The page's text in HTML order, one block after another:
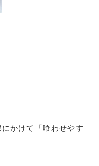
かけて「喰わせやす